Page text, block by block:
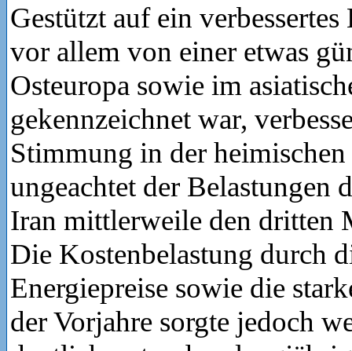
Gestützt auf ein
vor allem von einer etwas
Osteuropa sowie im
gekennzeichnet war,
Stimmung in der
ungeachtet der Belastungen
Iran mittlerweile den dritten
Die Kostenbelastung durch
Energiepreise sowie die
der Vorjahre sorgte jedoch